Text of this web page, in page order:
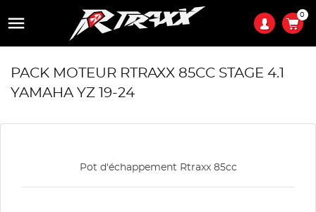
 0
PACK MOTEUR RTRAXX 85CC STAGE 4.1
YAMAHA YZ 19-24
Pot d'échappement Rtraxx 85cc